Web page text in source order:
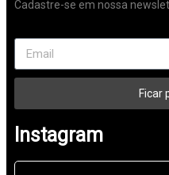
Cadastre-se em nossa
Ficar
Instagram